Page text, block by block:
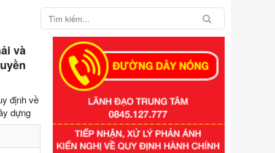
và
định về
dựng